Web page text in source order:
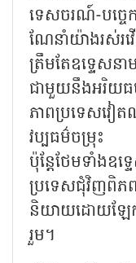
ទេសចរណ៍-បច្ចេ
ណែនាំយ៉ាងរស់រវ
ត្រឹមតែឧទ្ទេ
ជាមួយនឹងអរិយធ
ភាពប្រទេសវៀ
វប្បធម៌ចម្រុះ
ប៉ុន្តែថែមទាំងឧ
ប្រទេសជុំវិញពិភ
និយាយដោយឡ
រួម។